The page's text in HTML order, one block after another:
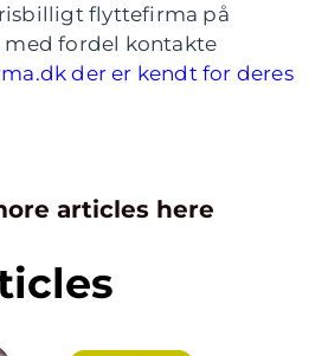
flyttefirma på
fordel kontakte
der er kendt for deres
articles here